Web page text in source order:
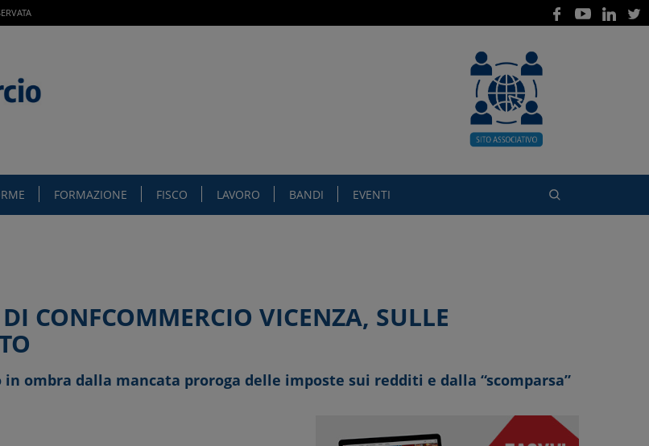
FORMAZIONE FISCO LAVORO BANDI EVENTI
CONFCOMMERCIO VICENZA, SULLE
ombra dalla mancata proroga delle imposte sui redditi e dalla “scomparsa”